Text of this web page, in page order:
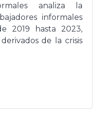
analiza la
informales
2019 hasta 2023,
de la crisis